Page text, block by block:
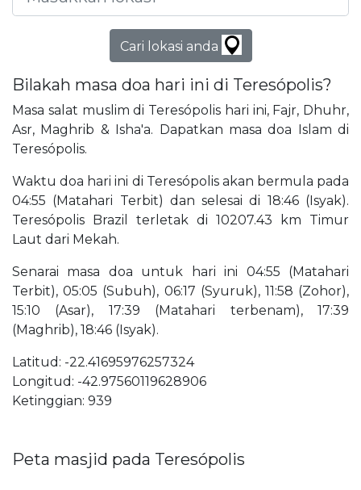
Cari lokasi anda
Bilakah masa doa hari ini di Teresópolis?
Masa salat muslim di Teresópolis hari ini, Fajr, Dhuhr,
Asr, Maghrib & Isha'a. Dapatkan masa doa Islam di
Teresópolis.
Waktu doa hari ini di Teresópolis akan bermula pada
04:55 (Matahari Terbit) dan selesai di 18:46 (Isyak).
Teresópolis Brazil terletak di 10207.43 km Timur
Laut dari Mekah.
Senarai masa doa untuk hari ini 04:55 (Matahari
Terbit), 05:05 (Subuh), 06:17 (Syuruk), 11:58 (Zohor),
15:10 (Asar), 17:39 (Matahari terbenam), 17:39
(Maghrib), 18:46 (Isyak).
Latitud: -22.41695976257324
Longitud: -42.97560119628906
Ketinggian: 939
Peta masjid pada Teresópolis